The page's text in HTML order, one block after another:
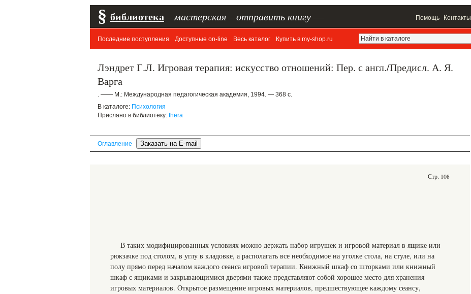
§ библиотека мастерская отправить книгу Помощь Контакты
Последние поступления Доступные on-line Весь каталог Купить в my-shop.ru
Лэндрет Г.Л. Игровая терапия: искусство отношений: Пер. с англ./Предисл. А. Я.
Варга
. —— М.: Международная педагогическая академия, 1994. — 368 с.
В каталоге: Психология
Прислано в библиотеку: thera
Оглавление
Стр. 108
В таких модифицированных условиях можно держать набор игрушек и игровой материал в ящике или
рюкзачке под столом, в углу в кладовке, а располагать все необходимое на уголке стола, на стуле, или на
полу прямо перед началом каждого сеанса игровой терапии. Книжный шкаф со шторками или книжный
шкаф с ящиками и закрывающимися дверями также представляют собой хорошее место для хранения
игровых материалов. Открытое размещение игровых материалов, предшествующее каждому сеансу,